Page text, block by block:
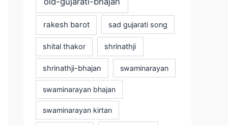
rakesh barot sad gujarati song
shital thakor shrinathji
shrinathji-bhajan swaminarayan
swaminarayan bhajan
swaminarayan kirtan